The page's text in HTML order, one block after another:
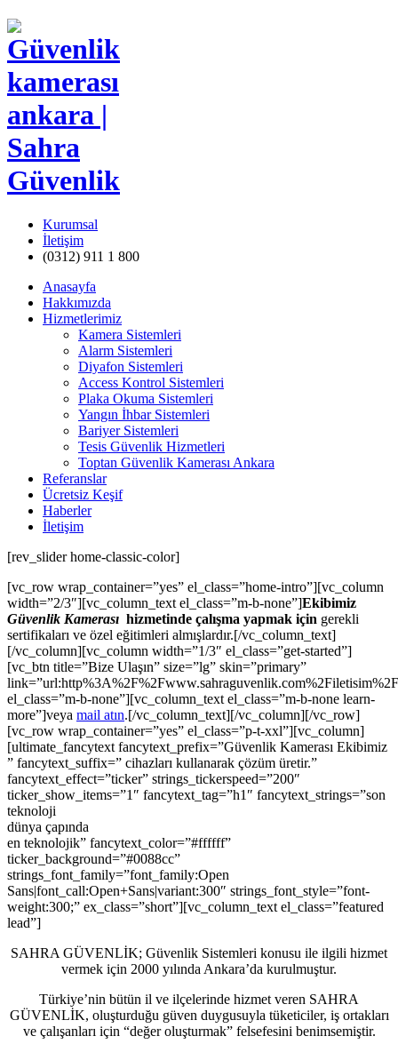
Kurumsal
İletişim
(0312) 911 1 800
Anasayfa
Hakkımızda
Hizmetlerimiz
Kamera Sistemleri
Alarm Sistemleri
Diyafon Sistemleri
Access Kontrol Sistemleri
Plaka Okuma Sistemleri
Yangın İhbar Sistemleri
Bariyer Sistemleri
Tesis Güvenlik Hizmetleri
Toptan Güvenlik Kamerası Ankara
Referanslar
Ücretsiz Keşif
Haberler
İletişim
[rev_slider home-classic-color]
[vc_row wrap_container=”yes” el_class=”home-intro”][vc_column
width=”2/3″][vc_column_text el_class=”m-b-none”]Ekibimiz
Güvenlik Kamerası hizmetinde çalışma yapmak için gerekli
sertifikaları ve özel eğitimleri almışlardır.[/vc_column_text]
[/vc_column][vc_column width=”1/3″ el_class=”get-started”]
[vc_btn title=”Bize Ulaşın” size=”lg” skin=”primary”
el_class=”m-b-none”][vc_column_text el_class=”m-b-none learn-
more”]veya mail atın.[/vc_column_text][/vc_column][/vc_row]
[vc_row wrap_container=”yes” el_class=”p-t-xxl”][vc_column]
[ultimate_fancytext fancytext_prefix=”Güvenlik Kamerası Ekibimiz
” fancytext_suffix=” cihazları kullanarak çözüm üretir.”
fancytext_effect=”ticker” strings_tickerspeed=”200″
ticker_show_items=”1″ fancytext_tag=”h1″ fancytext_strings=”son
teknoloji
dünya çapında
en teknolojik” fancytext_color=”#ffffff”
ticker_background=”#0088cc”
strings_font_family=”font_family:Open
Sans|font_call:Open+Sans|variant:300″ strings_font_style=”font-
weight:300;” ex_class=”short”][vc_column_text el_class=”featured
lead”]
SAHRA GÜVENLİK; Güvenlik Sistemleri konusu ile ilgili hizmet
vermek için 2000 yılında Ankara’da kurulmuştur.
Türkiye’nin bütün il ve ilçelerinde hizmet veren SAHRA
GÜVENLİK, oluşturduğu güven duygusuyla tüketiciler, iş ortakları
ve çalışanları için “değer oluşturmak” felsefesini benimsemiştir.